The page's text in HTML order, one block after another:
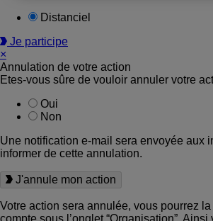
Distanciel
Je participe
×
Annulation de votre action
Etes-vous sûre de vouloir annuler votre
Oui
Non
Une notification e-mail sera envoyée aux
informer de cette annulation.
J'annule mon action
Votre action sera annulée, vous pourrez
compte sous l’onglet “Organisation”.